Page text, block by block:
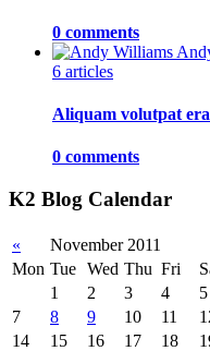
0 comments
6 articles
Aliquam volutpat
0 comments
K2 Blog Calendar
« November 2011
Mon Tue Wed Thu Fri
1
2 3 4 5
7
8 9 10 11
14
15 16 17 18